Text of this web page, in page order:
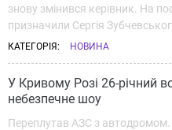
знову змінився керівник. На
призначили Сергія
КАТЕГОРІЯ: НОВИНА
У Кривому Розі 26-річний
небезпечне шоу
Переплутав АЗС з автодромом.